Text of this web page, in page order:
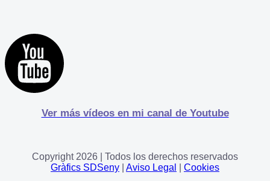
Ver más vídeos en mi canal de Youtube
Copyright 2026 | Todos los derechos reservados
Gràfics SDSeny
Aviso Legal Cookies